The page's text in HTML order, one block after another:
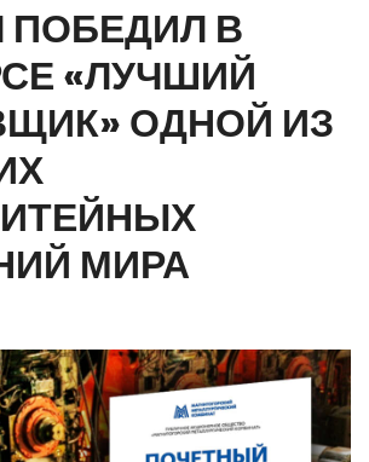
ПОБЕДИЛ В
«ЛУЧШИЙ
ОДНОЙ ИЗ
МИРА